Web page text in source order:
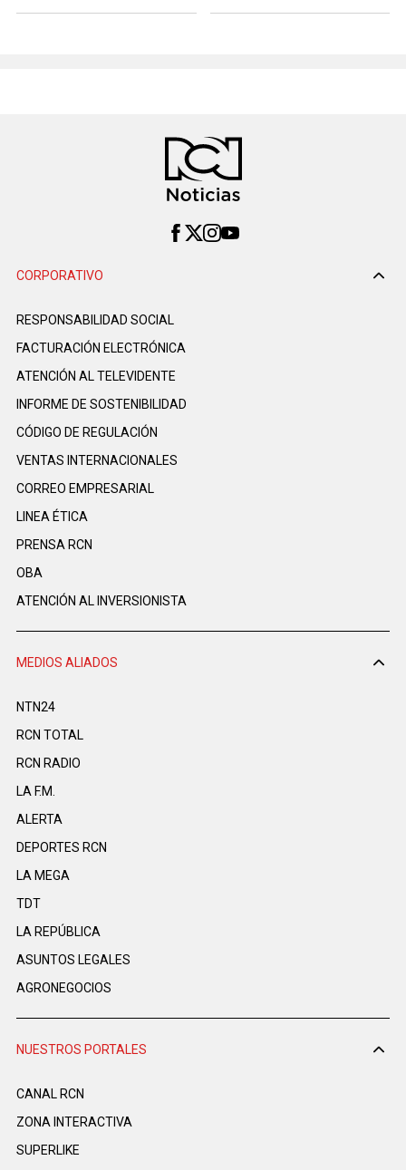
CORPORATIVO
RESPONSABILIDAD SOCIAL
FACTURACIÓN ELECTRÓNICA
ATENCIÓN AL TELEVIDENTE
INFORME DE SOSTENIBILIDAD
CÓDIGO DE REGULACIÓN
VENTAS INTERNACIONALES
CORREO EMPRESARIAL
LINEA ÉTICA
PRENSA RCN
OBA
ATENCIÓN AL INVERSIONISTA
MEDIOS ALIADOS
NTN24
RCN TOTAL
RCN RADIO
LA F.M.
ALERTA
DEPORTES RCN
LA MEGA
TDT
LA REPÚBLICA
ASUNTOS LEGALES
AGRONEGOCIOS
NUESTROS PORTALES
CANAL RCN
ZONA INTERACTIVA
SUPERLIKE